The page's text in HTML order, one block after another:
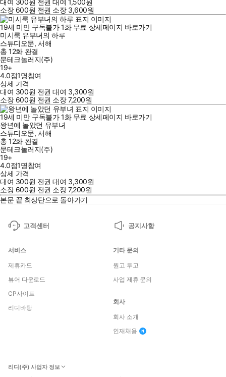
대여 300원 전권 대여1,500원
소장 600원 전권 소장 3,600원
19세 미만 구독불가 1화 무료 상세페이지 바로가기
미시룩 유부녀의 하루
스튜디오문,서해
총 12화 완결
문테크놀러지(주)
19+
4.0점1명참여
상세 가격
대여 300원 전권 대여 3,300원
소장 600원 전권 소장7,200원
19세 미만 구독불가 1화 무료 상세페이지 바로가기
왕년에 놀았던 유부녀
스튜디오문,서해
총 12화 완결
문테크놀러지(주)
19+
4.0점1명참여
상세 가격
대여 300원 전권 대여 3,300원
소장 600원 전권 소장7,200원
본문 끝 최상단으로 돌아가기
고객센터 공지사항
서비스
제휴카드
뷰어 다운로드
CP사이트
리디바탕
기타 문의
원고 투고
사업 제휴 문의
회사
회사 소개
인재채용
리디(주) 사업자 정보